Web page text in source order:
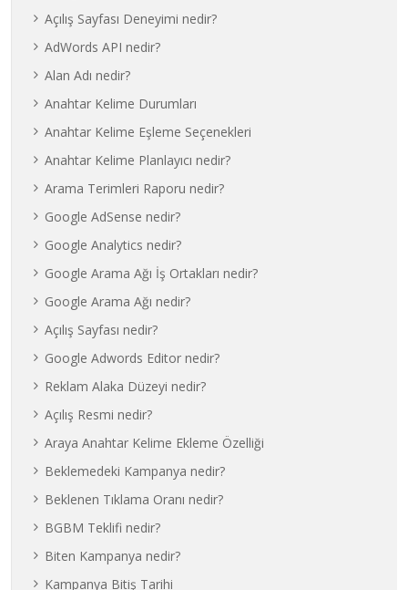
Açılış Sayfası Deneyimi nedir?
AdWords API nedir?
Alan Adı nedir?
Anahtar Kelime Durumları
Anahtar Kelime Eşleme Seçenekleri
Anahtar Kelime Planlayıcı nedir?
Arama Terimleri Raporu nedir?
Google AdSense nedir?
Google Analytics nedir?
Google Arama Ağı İş Ortakları nedir?
Google Arama Ağı nedir?
Açılış Sayfası nedir?
Google Adwords Editor nedir?
Reklam Alaka Düzeyi nedir?
Açılış Resmi nedir?
Araya Anahtar Kelime Ekleme Özelliği
Beklemedeki Kampanya nedir?
Beklenen Tıklama Oranı nedir?
BGBM Teklifi nedir?
Biten Kampanya nedir?
Kampanya Bitiş Tarihi